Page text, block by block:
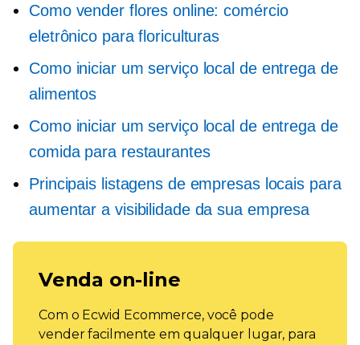
Como vender flores online: comércio
eletrônico para floriculturas
Como iniciar um serviço local de entrega de
alimentos
Como iniciar um serviço local de entrega de
comida para restaurantes
Principais listagens de empresas locais para
aumentar a visibilidade da sua empresa
Venda on-line
Com o Ecwid Ecommerce, você pode
vender facilmente em qualquer lugar, para